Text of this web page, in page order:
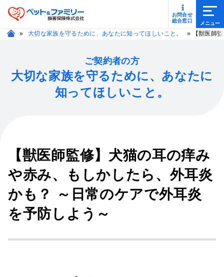
お問合せ
総合窓口
» 大切な家族を守るために、あなたに知ってほしいこと。 » 【獣医師
ご契約者の方
大切な家族を守るために、あなたに
知ってほしいこと。
【獣医師監修】犬猫の耳の痒み
や赤み、もしかしたら、外耳炎
かも？ ～日常のケアで外耳炎
を予防しよう～